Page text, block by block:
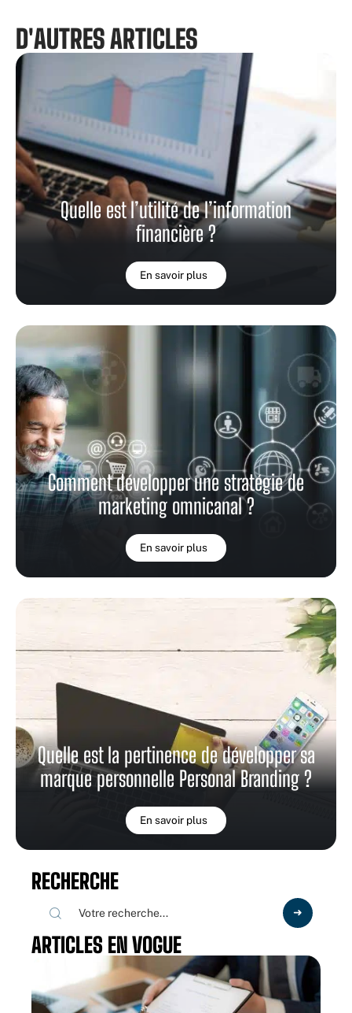
D'AUTRES ARTICLES
Quelle est l’utilité de l’information
financière ?
En savoir plus
Comment développer une stratégie de
marketing omnicanal ?
En savoir plus
Quelle est la pertinence de développer sa
marque personnelle Personal Branding ?
En savoir plus
RECHERCHE
ARTICLES EN VOGUE